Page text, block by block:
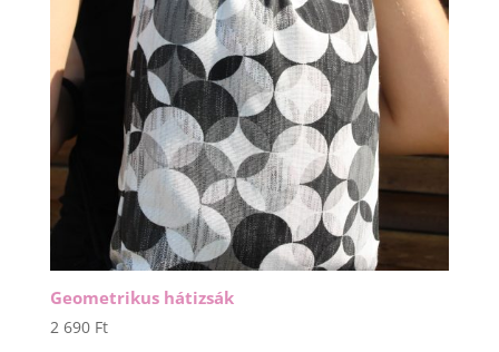
Geometrikus hátizsák
2 690 Ft